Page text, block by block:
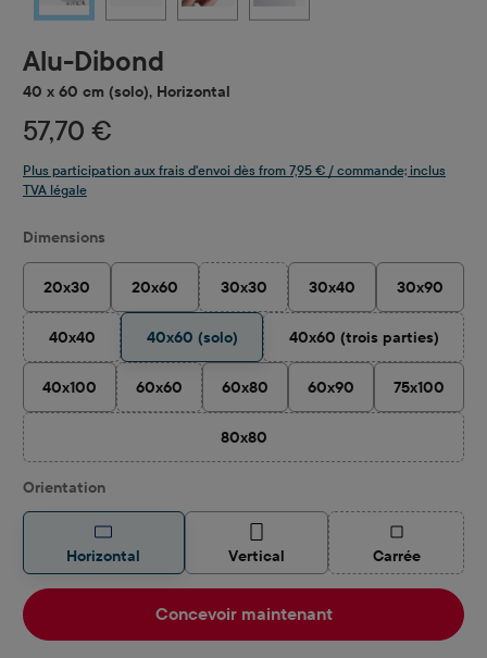
Alu-Dibond
40 x 60 cm (solo), Horizontal
57,70 €
Plus participation aux frais d'envoi dès from 7,95 € / commande; inclus
TVA légale
Sélectionnez
Dimensions
20x30 20x60 30x30
(Cette option n'est pas disponible pour
30x40 30x90
40x40
(Cette option n'est pas disponible pour le moment.)
40x60 (solo) 40x60 (trois parties)
(Cette option n'est
40x100 60x60
(Cette option n'est pas disponible pour le moment.)
60x80 60x90 75x100
80x80
(Cette option n'est pas disponible pour
Sélectionnez
Orientation
Horizontal Vertical Carrée(Cette option
Concevoir maintenant